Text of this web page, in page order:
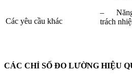
Các yêu cầu khác
– Năng
trách
CÁC CHỈ SỐ ĐO LƯỜNG HIỆU